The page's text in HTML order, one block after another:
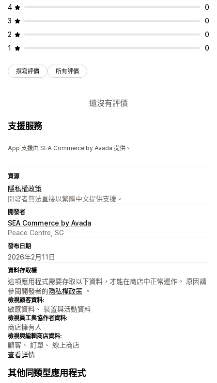
4
0
3
0
2
0
1
0
撰寫評價 所有評價
還沒有評價
支援服務
App 支援由 SEA Commerce by Avada 提供。
資源
隱私權政策
開發者無法直接以繁體中文提供支援。
開發者
SEA Commerce by Avada
Peace Centre, SG
發布日期
2026年2月11日
資料存取權
這項應用程式需要存取以下資料，才能在商店中正常運作。 原因請
參閱開發者的隱私權政策 。
檢視顧客資料:
敏感資料、 裝置與活動資料
檢視員工與協作者資料:
商店擁有人
檢視與編輯商店資料:
顧客、 訂單、 線上商店
查看詳情
其他同類型應用程式